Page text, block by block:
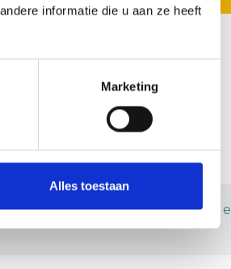
informatie die u aan ze heeft
Marketing
Alles toestaan
einer organisation für regionale